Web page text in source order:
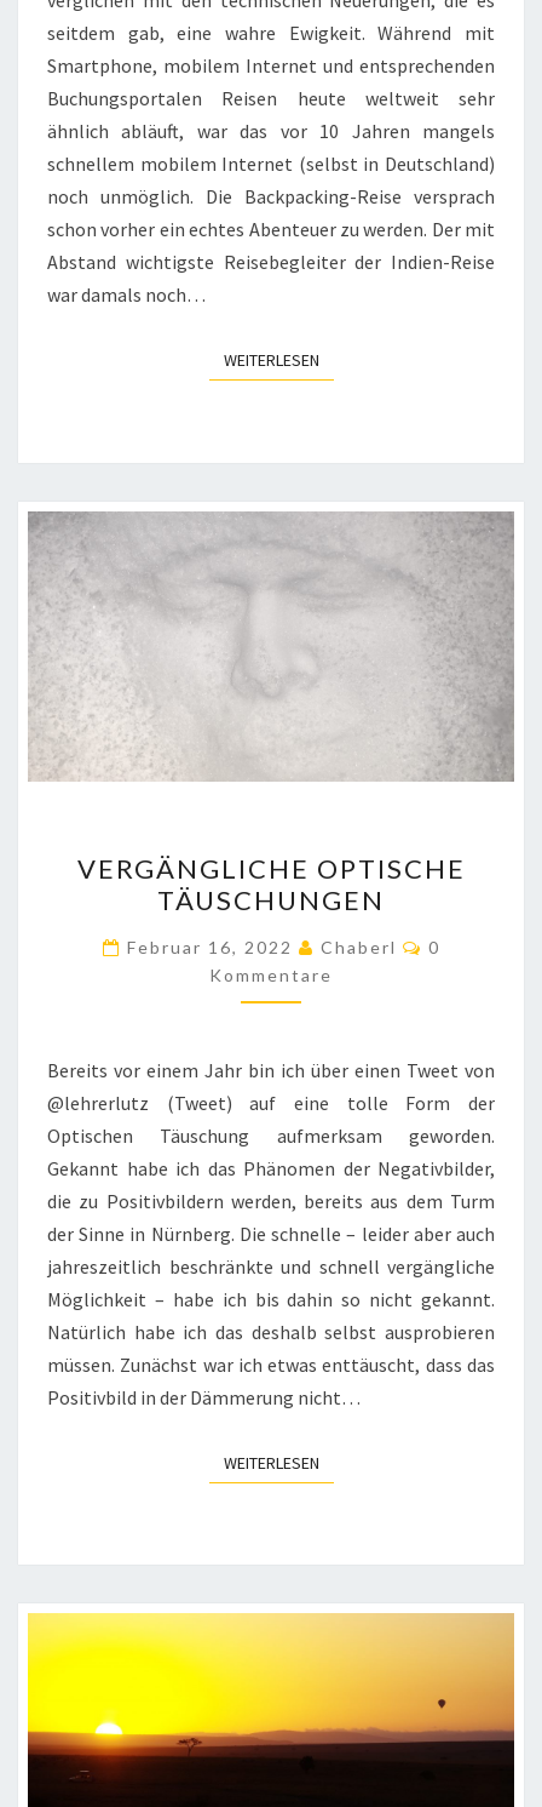
seitdem gab, eine wahre Ewigkeit. Während mit
Smartphone, mobilem Internet und entsprechenden
Buchungsportalen Reisen heute weltweit sehr
ähnlich abläuft, war das vor 10 Jahren mangels
schnellem mobilem Internet (selbst in Deutschland)
noch unmöglich. Die Backpacking-Reise versprach
schon vorher ein echtes Abenteuer zu werden. Der mit
Abstand wichtigste Reisebegleiter der Indien-Reise
war damals noch…
WEITERLESENWEITERLESEN
OPTISCHE
TÄUSCHUNGEN
VERGÄNGLICHE OPTISCHE
TÄUSCHUNGEN
Februar 16, 2022 Chaberl
0
Kommentare
Bereits vor einem Jahr bin ich über einen Tweet von
@lehrerlutz (Tweet) auf eine tolle Form der
Optischen Täuschung aufmerksam geworden.
Gekannt habe ich das Phänomen der Negativbilder,
die zu Positivbildern werden, bereits aus dem Turm
der Sinne in Nürnberg. Die schnelle – leider aber auch
jahreszeitlich beschränkte und schnell vergängliche
Möglichkeit – habe ich bis dahin so nicht gekannt.
Natürlich habe ich das deshalb selbst ausprobieren
müssen. Zunächst war ich etwas enttäuscht, dass das
Positivbild in der Dämmerung nicht…
WEITERLESENWEITERLESEN